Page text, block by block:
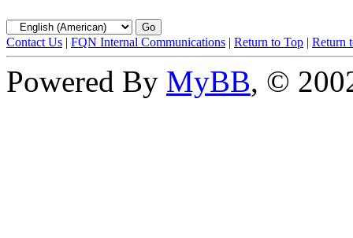
Contact Us | FQN Internal Communications | Return to Top | Return
Powered By MyBB, ©